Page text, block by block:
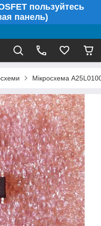
пользуйтесь
панель)
Мікросхема